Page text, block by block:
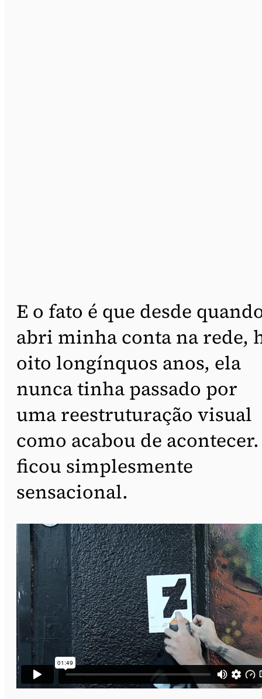
E o fato é que desde
abri minha conta na rede,
oito longínquos anos, ela
nunca tinha passado por
uma reestruturação visual
como acabou de
ficou simplesmente
sensacional.